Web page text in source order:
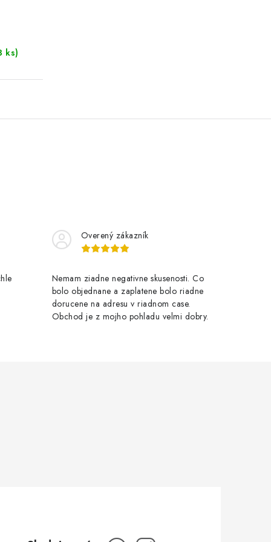
ks)
Overený zákazník
Nemam ziadne negativne skusenosti. Co
bolo objednane a zaplatene bolo riadne
dorucene na adresu v riadnom case.
Obchod je z mojho pohladu velmi dobry.